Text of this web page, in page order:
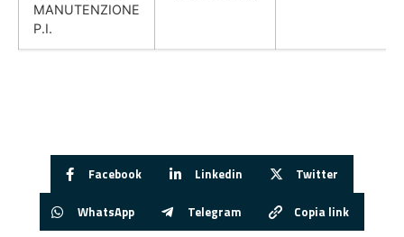
MANUTENZIONE
P.I.
Facebook Linkedin Twitter
WhatsApp Telegram Copia link